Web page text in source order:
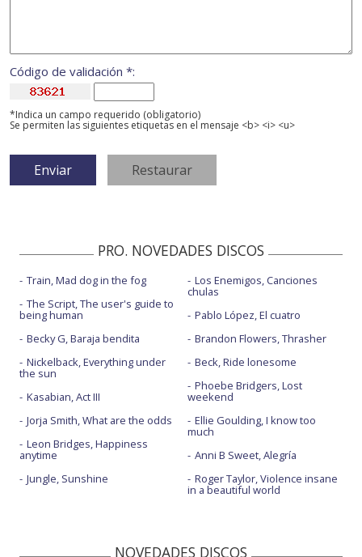
Código de validación *:
*Indica un campo requerido (obligatorio)
Se permiten las siguientes etiquetas en el mensaje <b> <i> <u>
PRO. NOVEDADES DISCOS
Train, Mad dog in the fog
The Script, The user's guide to
being human
Becky G, Baraja bendita
Nickelback, Everything under
the sun
Kasabian, Act III
Jorja Smith, What are the odds
Leon Bridges, Happiness
anytime
Jungle, Sunshine
Los Enemigos, Canciones
chulas
Pablo López, El cuatro
Brandon Flowers, Thrasher
Beck, Ride lonesome
Phoebe Bridgers, Lost
weekend
Ellie Goulding, I know too
much
Anni B Sweet, Alegría
Roger Taylor, Violence insane
in a beautiful world
NOVEDADES DISCOS